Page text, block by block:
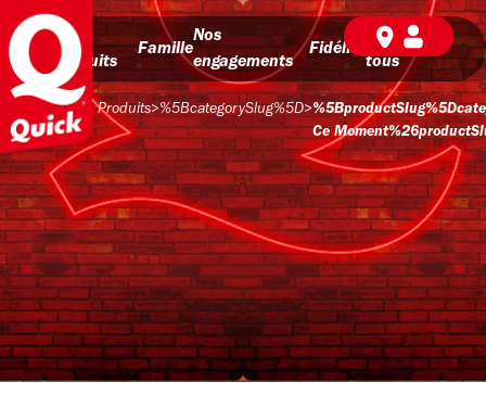
Nos
produits
Famille
Nos
engagements
Fidélité
BD pour
tous
Produits>%5BcategorySlug%5D>
Ce